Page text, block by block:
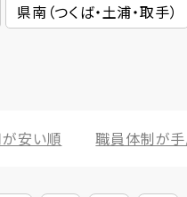
県南（つくば・土浦・取手）
安い順 職員体制が